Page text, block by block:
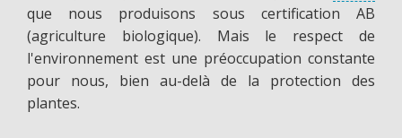
que nous produisons sous certification AB
(agriculture biologique). Mais le respect de
l'environnement est une préoccupation constante
pour nous, bien au-delà de la protection des
plantes.